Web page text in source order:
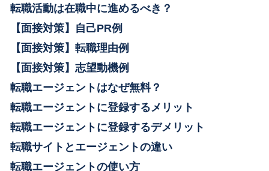
転職活動は在職中に進めるべき？
【面接対策】自己PR例
【面接対策】転職理由例
【面接対策】志望動機例
転職エージェントはなぜ無料？
転職エージェントに登録するメリット
転職エージェントに登録するデメリット
転職サイトとエージェントの違い
転職エージェントの使い方